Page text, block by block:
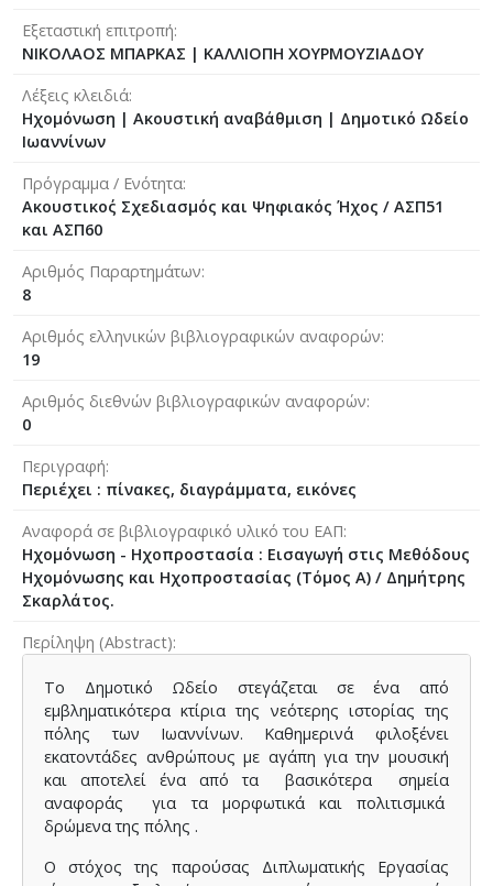
Εξεταστική επιτροπή
ΝΙΚΟΛΑΟΣ ΜΠΑΡΚΑΣ | ΚΑΛΛΙΟΠΗ ΧΟΥΡΜΟΥΖΙΑΔΟΥ
Λέξεις κλειδιά
Ηχομόνωση | Ακουστική αναβάθμιση | Δημοτικό Ωδείο
Ιωαννίνων
Πρόγραμμα / Ενότητα
Ακουστικο΄ς Σχεδιασμός και Ψηφιακός Ήχος / ΑΣΠ51
και ΑΣΠ60
Αριθμός Παραρτημάτων
8
Αριθμός ελληνικών βιβλιογραφικών αναφορών
19
Αριθμός διεθνών βιβλιογραφικών αναφορών
0
Περιγραφή
Περιέχει : πίνακες, διαγράμματα, εικόνες
Αναφορά σε βιβλιογραφικό υλικό του ΕΑΠ
Ηχομόνωση - Ηχοπροστασία : Εισαγωγή στις Μεθόδους
Ηχομόνωσης και Ηχοπροστασίας (Τόμος Α) / Δημήτρης
Σκαρλάτος.
Περίληψη (Abstract)
Το Δημοτικό Ωδείο στεγάζεται σε ένα από
εμβληματικότερα κτίρια της νεότερης ιστορίας της
πόλης των Ιωαννίνων. Καθημερινά φιλοξένει
εκατοντάδες ανθρώπους με αγάπη για την μουσική
και αποτελεί ένα από τα βασικότερα σημεία
αναφοράς για τα μορφωτικά και πολιτισμικά
δρώμενα της πόλης .
Ο στόχος της παρούσας Διπλωματικής Εργασίας